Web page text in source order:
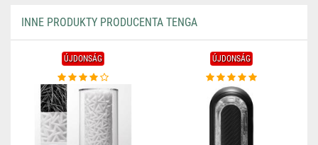
INNE PRODUKTY PRODUCENTA TENGA
ÚJDONSÁG ÚJDONSÁG